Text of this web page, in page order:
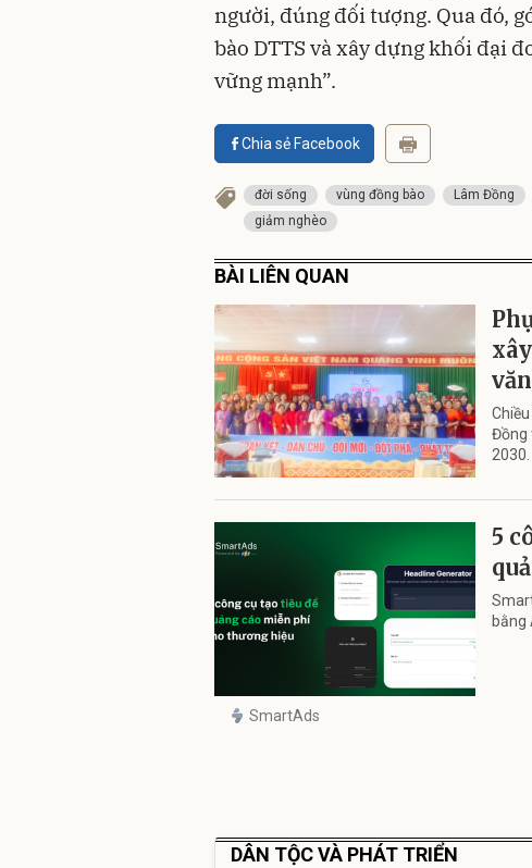
người, đúng đối tượng. Qua đó,
bào DTTS và xây dựng khối đại
vững mạnh”.
Chia sẻ Facebook
đời sống vùng đồng bào Lâm Đồng
giảm nghèo
BÀI LIÊN QUAN
Đồng
2030.
5
bằng
SmartAds
DÂN TỘC VÀ PHÁT TRIỂN